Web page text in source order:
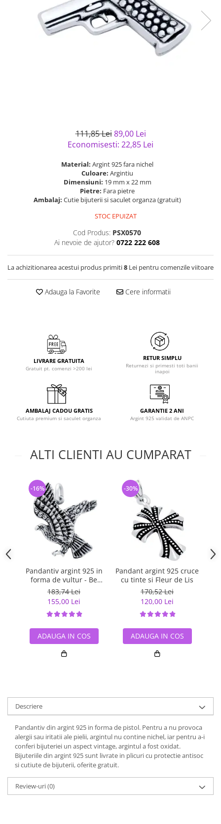
semipretioase
Bijuterii argint placat cu aur
Bijuterii de Lux
Bijuterii gotice si rock
Solutii si lavete de curatare
111,85 Lei 89,00 Lei
Economisesti: 22,85 Lei
Material: Argint 925 fara nichel
Culoare: Argintiu
Dimensiuni: 19 mm x 22 mm
Pietre: Fara pietre
Ambalaj: Cutie bijuterii si saculet organza (gratuit)
STOC EPUIZAT
Cod Produs: PSX0570
Ai nevoie de ajutor? 0722 222 608
La achizitionarea acestui produs primiti8 Lei pentru comenzile viitoare
Adauga la Favorite Cere informatii
LIVRARE GRATUITA
Gratuit pt. comenzi >200 lei
RETUR SIMPLU
Returnezi si primesti toti banii
inapoi
AMBALAJ CADOU GRATIS
Cutiuta premium si saculet organza
GARANTIE 2 ANI
Argint 925 validat de ANPC
ALTI CLIENTI AU CUMPARAT
Pandantiv argint 925 in
forma de vultur - Be
Daring
183,74 Lei
155,00 Lei
-16%
ADAUGA IN COS
Pandant argint 925 cruce
cu tinte si Fleur de Lis
170,52 Lei
120,00 Lei
-30%
ADAUGA IN COS
Descriere
Pandantiv din argint 925 in forma de pistol. Pentru a nu provoca
alergii sau iritatii ale pielii, argintul nu contine nichel, iar pentru a-i
conferi bijuteriei un aspect vintage, argintul a fost oxidat.
Bijuteriile din argint 925 sunt livrate in plicuri cu protectie antisoc
si cutiute de bijuterii, oferite gratuit.
Review-uri(0)